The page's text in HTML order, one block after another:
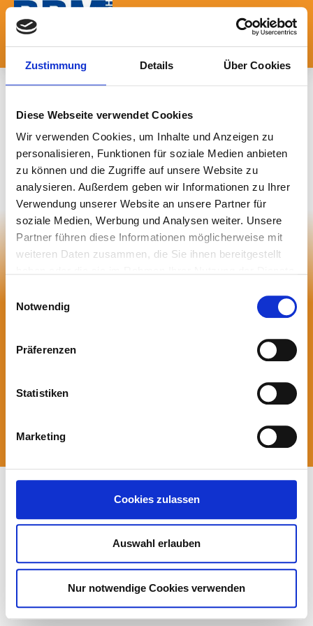
Zustimmung Details Über Cookies
Diese Webseite verwendet Cookies
Wir verwenden Cookies, um Inhalte und Anzeigen zu
personalisieren, Funktionen für soziale Medien anbieten
zu können und die Zugriffe auf unsere Website zu
analysieren. Außerdem geben wir Informationen zu Ihrer
Verwendung unserer Website an unsere Partner für
soziale Medien, Werbung und Analysen weiter. Unsere
Partner führen diese Informationen möglicherweise mit
weiteren Daten zusammen, die Sie ihnen bereitgestellt
Cookies, wenn Sie unsere Webseite weiterhin nutzen.
Notwendig
Präferenzen
Statistiken
Marketing
Cookies zulassen
Auswahl erlauben
Nur notwendige Cookies verwenden
Stellenangebote
Stellenangebote
Aktuell sind keine Stellen bei uns zu besetzen. Schauen
Sie einfach später nochmals vorbei.
BBM GmbH
Bühner-Both-
Metallbearbeitung
Dr.-Georg-Spohn-
89143 Blaubeuren
Impressum